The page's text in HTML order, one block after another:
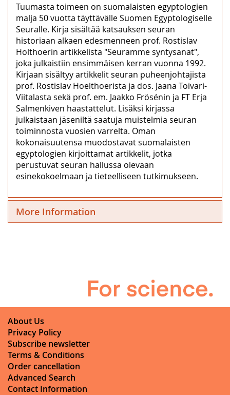
Tuumasta toimeen on suomalaisten egyptologien
malja 50 vuotta täyttävälle Suomen Egyptologiselle
Seuralle. Kirja sisältää katsauksen seuran
historiaan alkaen edesmenneen prof. Rostislav
Holthoerin artikkelista "Seuramme syntysanat",
joka julkaistiin ensimmäisen kerran vuonna 1992.
Kirjaan sisältyy artikkelit seuran puheenjohtajista
prof. Rostislav Hoelthoerista ja dos. Jaana Toivari-
Viitalasta sekä prof. em. Jaakko Frösénin ja FT Erja
Salmenkiven haastattelut. Lisäksi kirjassa
julkaistaan jäseniltä saatuja muistelmia seuran
toiminnosta vuosien varrelta. Oman
kokonaisuutensa muodostavat suomalaisten
egyptologien kirjoittamat artikkelit, jotka
perustuvat seuran hallussa olevaan
esinekokoelmaan ja tieteelliseen tutkimukseen.
More Information
About Us
Privacy Policy
Subscribe newsletter
Terms & Conditions
Order cancellation
Advanced Search
Contact Information